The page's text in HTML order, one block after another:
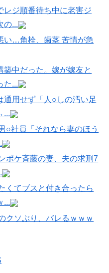
レジ順番待ち中に老害ジ
の...
い…角栓、歯茎 苦情が急
中だった。嫁が嫁友と
た...
通用せず「人○しの汚い足
○社員「それなら妻のほう
ポケ斉藤の妻、夫の求刑7
くてブスと付き合ったら
...
クソぶり、バレるｗｗｗ